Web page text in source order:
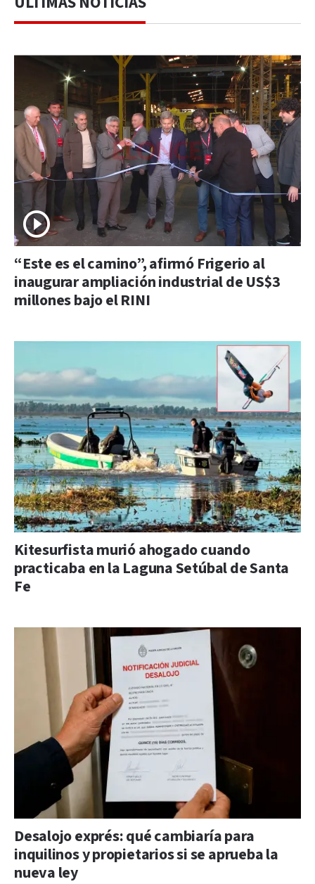
“Este es el camino”, afirmó Frigerio al
inaugurar ampliación industrial de US$3
millones bajo el RINI
Kitesurfista murió ahogado cuando
practicaba en la Laguna Setúbal de Santa
Fe
Desalojo exprés: qué cambiaría para
inquilinos y propietarios si se aprueba la
nueva ley